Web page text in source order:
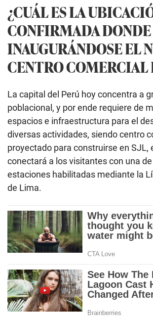
¿CUÁL ES LA
CONFIRMADA DONDE
INAUGURÁNDOSE EL
CENTRO COMERCIAL
La capital del Perú hoy concentra a
poblacional, y por ende requiere de
espacios e infraestructura para el
diversas actividades, siendo centro
proyectado para construirse en SJL,
conectará a los visitantes con una
estaciones habilitadas mediante la
de Lima.